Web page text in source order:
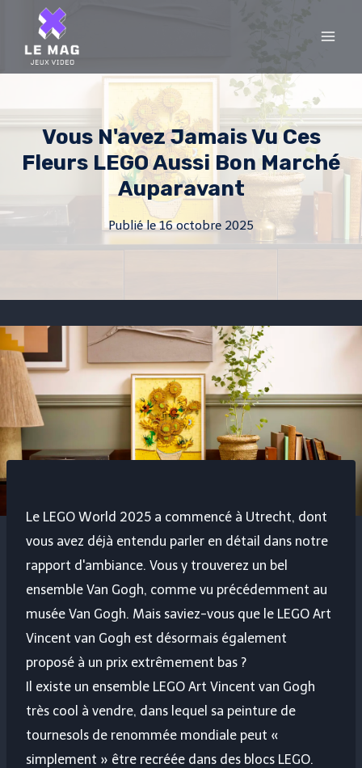
content
Vous N'avez Jamais Vu Ces
Fleurs LEGO Aussi Bon Marché
Auparavant
Publié le16 octobre 2025
Le LEGO World 2025 a commencé à Utrecht, dont
vous avez déjà entendu parler en détail dans notre
rapport d'ambiance. Vous y trouverez un bel
ensemble Van Gogh, comme vu précédemment au
musée Van Gogh. Mais saviez-vous que le LEGO Art
Vincent van Gogh est désormais également
proposé à un prix extrêmement bas ?
Il existe un ensemble LEGO Art Vincent van Gogh
très cool à vendre, dans lequel sa peinture de
tournesols de renommée mondiale peut «
simplement » être recréée dans des blocs LEGO.